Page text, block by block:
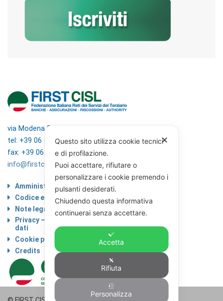
via Modena 5, 00195 Roma
tel: +39 06 4746351
fax: +39 06 4746136
info@firstcisl.it
Amministrazione trasparente
Codice etico
Note legali
Privacy – Informativa sul trattamento dei
dati
Cookie policy
Credits
✕
Questo sito utilizza cookie tecnici
e di profilazione.
Puoi accettare, rifiutare o
personalizzare i cookie premendo i
pulsanti desiderati.
Chiudendo questa informativa
continuerai senza accettare.
Accetta
Rifiuta
Personalizza